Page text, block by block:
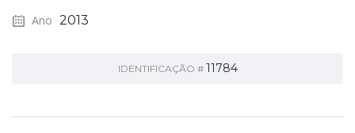
Ano 2013
IDENTIFICAÇÃO # 11784